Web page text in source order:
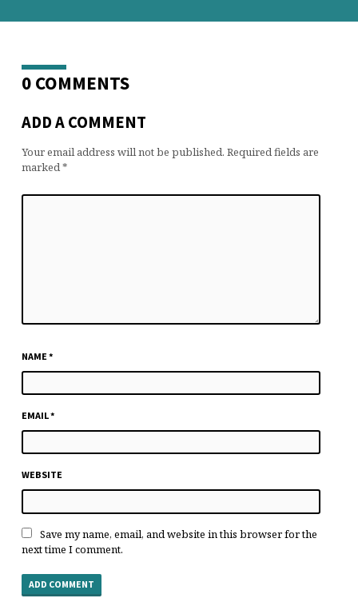
0 COMMENTS
ADD A COMMENT
Your email address will not be published. Required fields are
marked *
NAME *
EMAIL*
WEBSITE
Save my name, email, and website in this browser for the
next time I comment.